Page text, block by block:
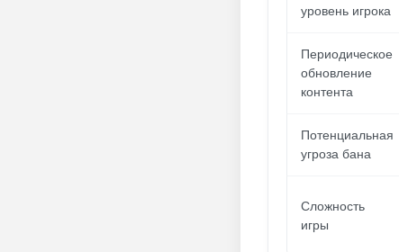
уровень игрока
Периодическое
обновление
контента
Потенциальная
угроза бана
Сложность
игры